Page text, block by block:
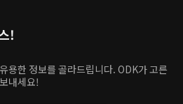
!
용한 정보를 골라드립니다. ODK가 고른
내세요!